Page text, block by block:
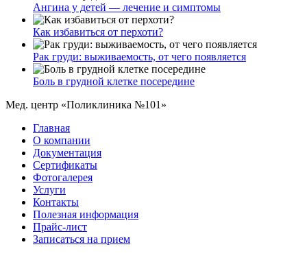
Ангина у детей — лечение и симптомы
Как избавиться от перхоти?
Рак груди: выживаемость, от чего появляется
Боль в грудной клетке посередине
Мед. центр «Поликлиника №101»
Главная
О компании
Документация
Сертификаты
Фотогалерея
Услуги
Контакты
Полезная информация
Прайс-лист
Записаться на прием